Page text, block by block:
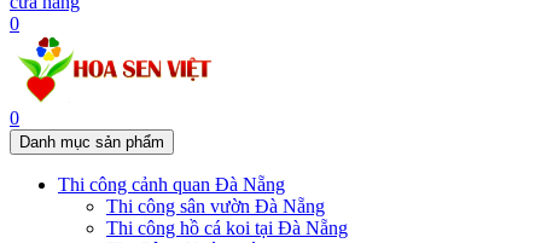
0
0
Danh mục sản phẩm
Thi công cảnh quan Đà Nẵng
Thi công sân vườn Đà Nẵng
Thi công hồ cá koi tại Đà Nẵng